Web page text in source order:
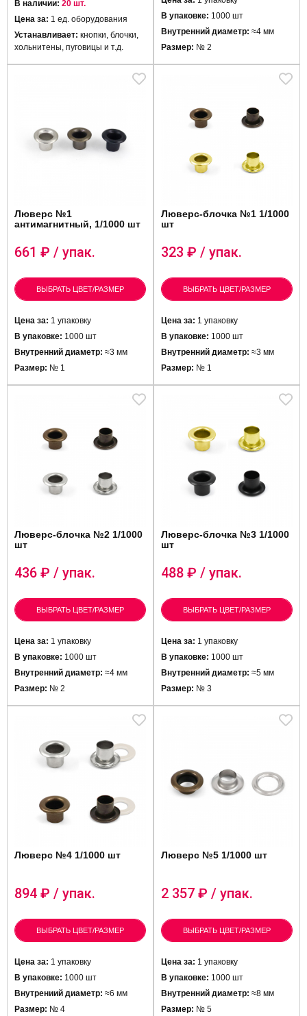
В наличии: 20 шт.
Цена за: 1 ед. оборудования
Устанавливает: кнопки, блочки,
хольнитены, пуговицы и т.д.
В упаковке: 1000 шт
Внутренний диаметр: ≈4 мм
Размер: № 2
Люверс №1
антимагнитный, 1/1000 шт
661 ₽ / упак.
ВЫБРАТЬ ЦВЕТ/РАЗМЕР
Цена за: 1 упаковку
В упаковке: 1000 шт
Внутренний диаметр: ≈3 мм
Размер: № 1
Люверс-блочка №1 1/1000
шт
323 ₽ / упак.
ВЫБРАТЬ ЦВЕТ/РАЗМЕР
Цена за: 1 упаковку
В упаковке: 1000 шт
Внутренний диаметр: ≈3 мм
Размер: № 1
Люверс-блочка №2 1/1000
шт
436 ₽ / упак.
ВЫБРАТЬ ЦВЕТ/РАЗМЕР
Цена за: 1 упаковку
В упаковке: 1000 шт
Внутренний диаметр: ≈4 мм
Размер: № 2
Люверс-блочка №3 1/1000
шт
488 ₽ / упак.
ВЫБРАТЬ ЦВЕТ/РАЗМЕР
Цена за: 1 упаковку
В упаковке: 1000 шт
Внутренний диаметр: ≈5 мм
Размер: № 3
Люверс №4 1/1000 шт
894 ₽ / упак.
ВЫБРАТЬ ЦВЕТ/РАЗМЕР
Цена за: 1 упаковку
В упаковке: 1000 шт
Внутрениий диаметр: ≈6 мм
Размер: № 4
Люверс №5 1/1000 шт
2 357 ₽ / упак.
ВЫБРАТЬ ЦВЕТ/РАЗМЕР
Цена за: 1 упаковку
В упаковке: 1000 шт
Внутренний диаметр: ≈8 мм
Размер: № 5